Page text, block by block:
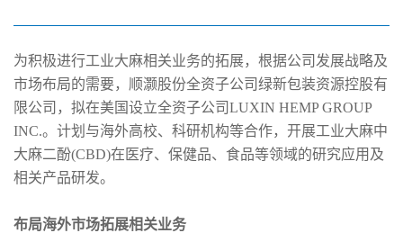
为积极进行工业大麻相关业务的拓展，根据公司发展战略及
市场布局的需要，顺灏股份全资子公司绿新包装资源控股有
限公司，拟在美国设立全资子公司LUXIN HEMP GROUP
INC.。计划与海外高校、科研机构等合作，开展工业大麻中
大麻二酚(CBD)在医疗、保健品、食品等领域的研究应用及
相关产品研发。
布局海外市场拓展相关业务